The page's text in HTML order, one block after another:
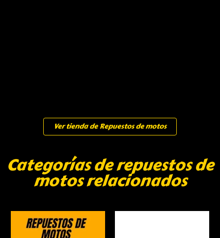
Ver tienda de Repuestos de motos
Categorías de repuestos de
motos relacionados